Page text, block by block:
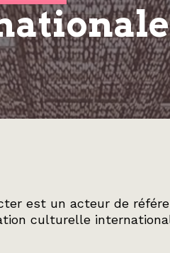
est un acteur de
culturelle